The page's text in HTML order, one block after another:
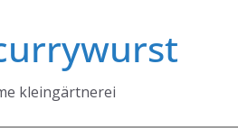
kleingärtnerei